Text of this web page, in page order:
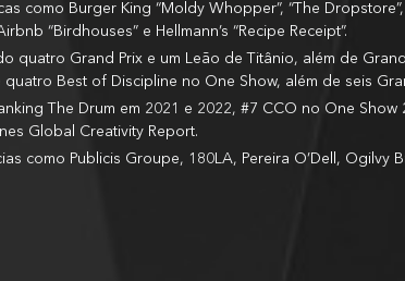
como Burger King “Moldy Whopper”, “The Dropstore”,
“Birdhouses” e Hellmann’s “Recipe Receipt”.
quatro Grand Prix e um Leão de Titânio, além de
Best of Discipline no One Show, além de seis
The Drum em 2021 e 2022, #7 CCO no One Show
Global Creativity Report.
como Publicis Groupe, 180LA, Pereira O’Dell, Ogilvy